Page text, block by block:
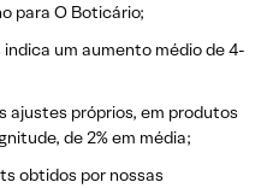
para O Boticário;
um aumento médio de 4-
ajustes próprios, em produtos
de 2% em média;
obtidos por nossas